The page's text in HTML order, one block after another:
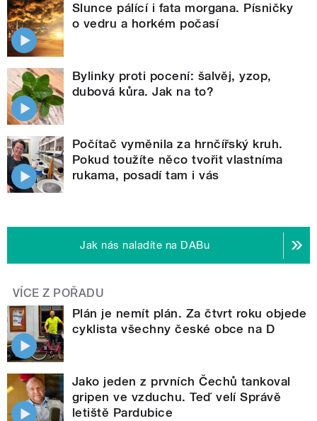
Slunce pálící i fata morgana. Písničky
o vedru a horkém počasí
Bylinky proti pocení: šalvěj, yzop,
dubová kůra. Jak na to?
Počítač vyměnila za hrnčířský kruh.
Pokud toužíte něco tvořit vlastníma
rukama, posadí tam i vás
Jak nás naladíte na DABu
VÍCE Z POŘADU
Plán je nemít plán. Za čtvrt roku objede
cyklista všechny české obce na D
Jako jeden z prvních Čechů tankoval
gripen ve vzduchu. Teď velí Správě
letiště Pardubice